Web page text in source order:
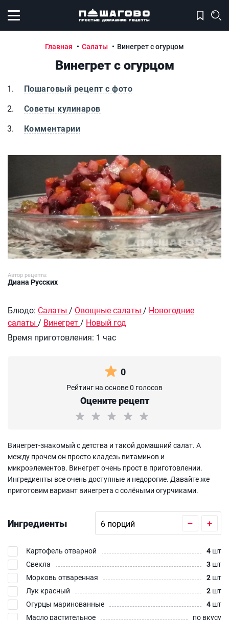
Открыть меню
Главная Салаты Винегрет с огурцом
Винегрет с огурцом
Пошаговый рецепт с фото
Советы кулинаров
Комментарии
Винегрет с огурцом
Автор рецепта:
Диана Русских
Блюдо: Салаты / Овощные салаты / Новогодние
салаты / Винегрет/ Новый год
Время приготовления: 1 час
0
Рейтинг на основе 0 голосов
Оцените рецепт
Винегрет-знакомый с детства и такой домашний салат. А
между прочем он просто кладезь витаминов и
микроэлементов. Винегрет очень прост в приготовлении.
Ингредиенты все очень доступные и недорогие. Давайте же
приготовим вариант винегрета с солёными огурчиками.
Ингредиенты – +
Картофель отварной 4 шт
Свекла
3 шт
Морковь отваренная
2 шт
Лук красный
2 шт
Огурцы маринованные
4 шт
Масло растительное
по вкусу